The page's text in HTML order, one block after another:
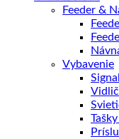
Feeder &
Vybavenie